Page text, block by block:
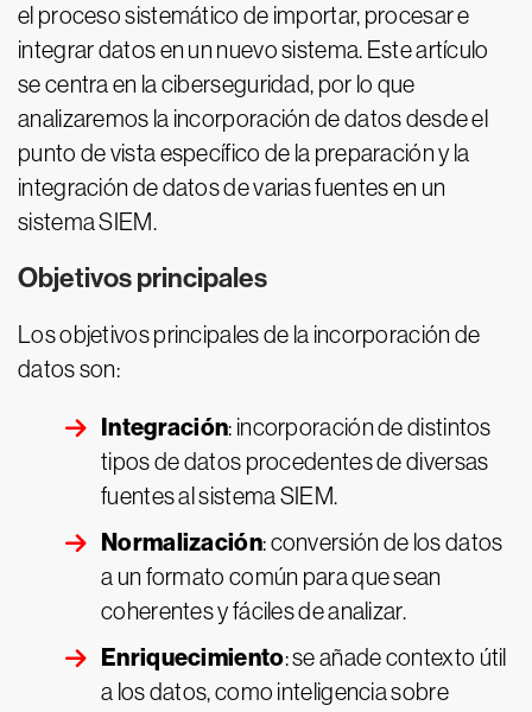
el proceso sistemático de importar, procesar e
integrar datos en un nuevo sistema. Este artículo
se centra en la ciberseguridad, por lo que
analizaremos la incorporación de datos desde el
punto de vista específico de la preparación y la
integración de datos de varias fuentes en un
sistema SIEM.
Objetivos principales
Los objetivos principales de la incorporación de
datos son:
Integración: incorporación de distintos
tipos de datos procedentes de diversas
fuentes al sistema SIEM.
Normalización: conversión de los datos
a un formato común para que sean
coherentes y fáciles de analizar.
Enriquecimiento: se añade contexto útil
a los datos, como inteligencia sobre